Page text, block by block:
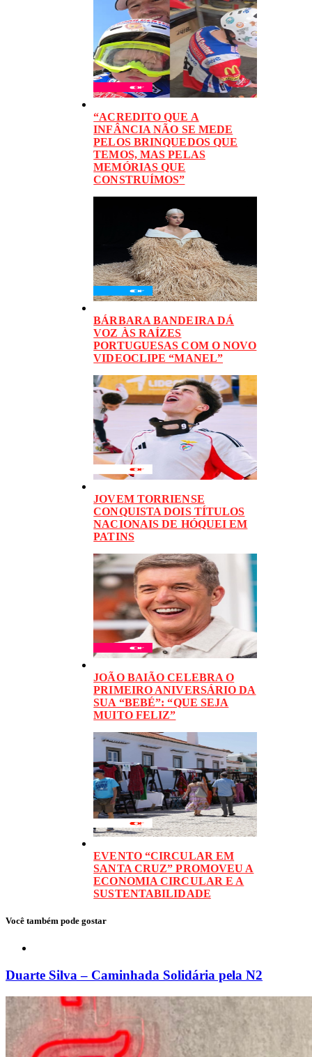
“ACREDITO QUE A
INFÂNCIA NÃO SE MEDE
PELOS BRINQUEDOS QUE
TEMOS, MAS PELAS
MEMÓRIAS QUE
CONSTRUÍMOS”
BÁRBARA BANDEIRA DÁ
VOZ ÀS RAÍZES
PORTUGUESAS COM O NOVO
VIDEOCLIPE “MANEL”
JOVEM TORRIENSE
CONQUISTA DOIS TÍTULOS
NACIONAIS DE HÓQUEI EM
PATINS
JOÃO BAIÃO CELEBRA O
PRIMEIRO ANIVERSÁRIO DA
SUA “BEBÉ”: “QUE SEJA
MUITO FELIZ”
EVENTO “CIRCULAR EM
SANTA CRUZ” PROMOVEU A
ECONOMIA CIRCULAR E A
SUSTENTABILIDADE
Você também pode gostar
Duarte Silva – Caminhada Solidária pela N2